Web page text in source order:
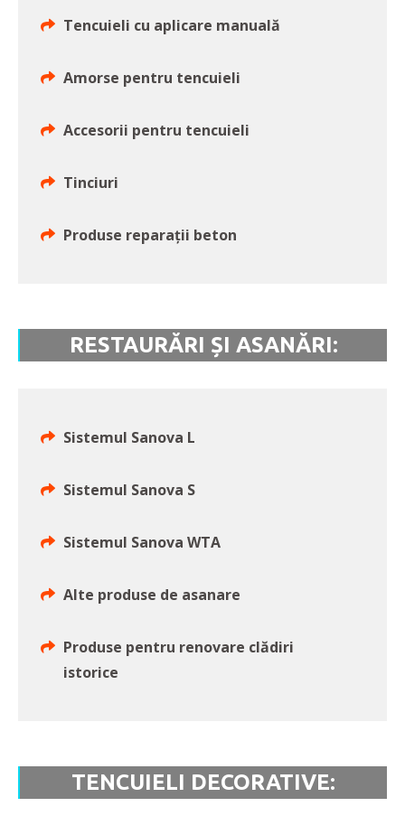
Tencuieli cu aplicare manuală
Amorse pentru tencuieli
Accesorii pentru tencuieli
Tinciuri
Produse reparații beton
RESTAURĂRI ȘI ASANĂRI:
Sistemul Sanova L
Sistemul Sanova S
Sistemul Sanova WTA
Alte produse de asanare
Produse pentru renovare clădiri
istorice
TENCUIELI DECORATIVE: